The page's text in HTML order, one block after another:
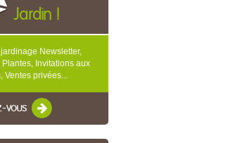
Jardin !
Newsletter,
Plantes, Invitations aux
Ventes privées...
vous